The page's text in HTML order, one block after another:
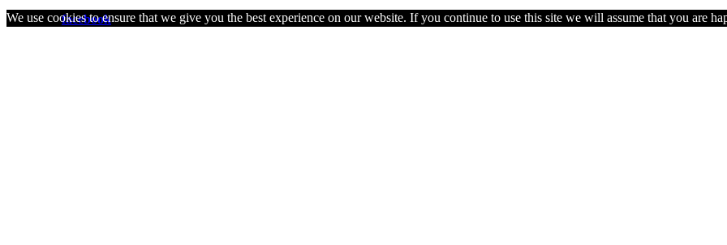
visit us onfacebook
We use cookies to ensure that we give you the best experience on our website. If you continue to use this site we will assume that you are